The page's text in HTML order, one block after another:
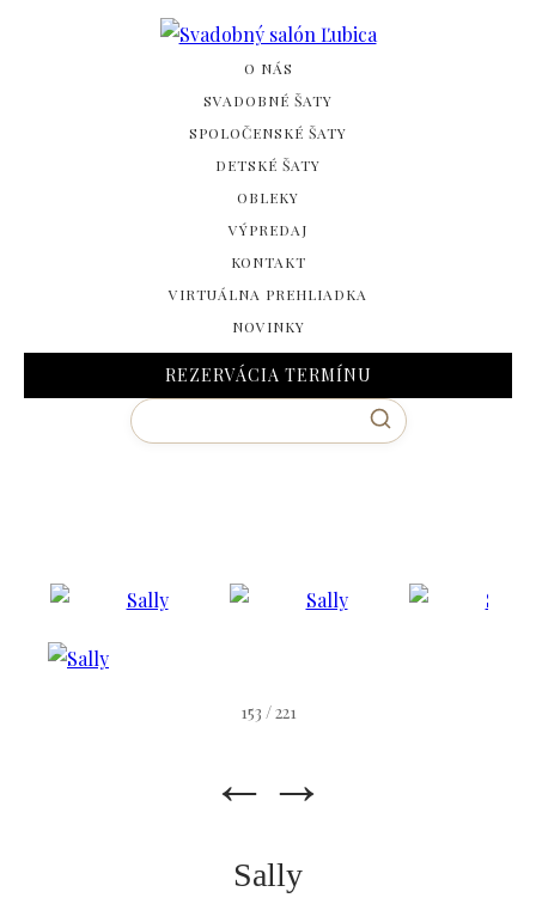
O NÁS
SVADOBNÉ ŠATY
SPOLOČENSKÉ ŠATY
DETSKÉ ŠATY
OBLEKY
VÝPREDAJ
KONTAKT
VIRTUÁLNA PREHLIADKA
NOVINKY
REZERVÁCIA TERMÍNU
153 / 221
← →
Sally